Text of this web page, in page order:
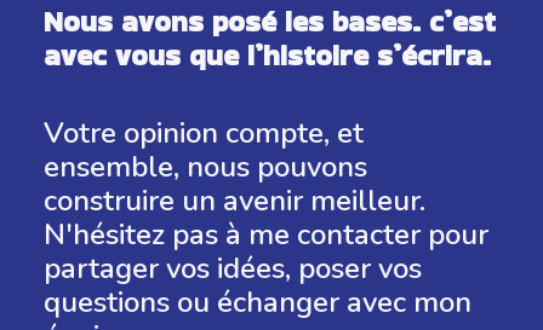
Nous avons posé les bases. c’est
avec vous que l’histoire s’écrira.
Votre opinion compte, et
ensemble, nous pouvons
construire un avenir meilleur.
N'hésitez pas à me contacter pour
partager vos idées, poser vos
questions ou échanger avec mon